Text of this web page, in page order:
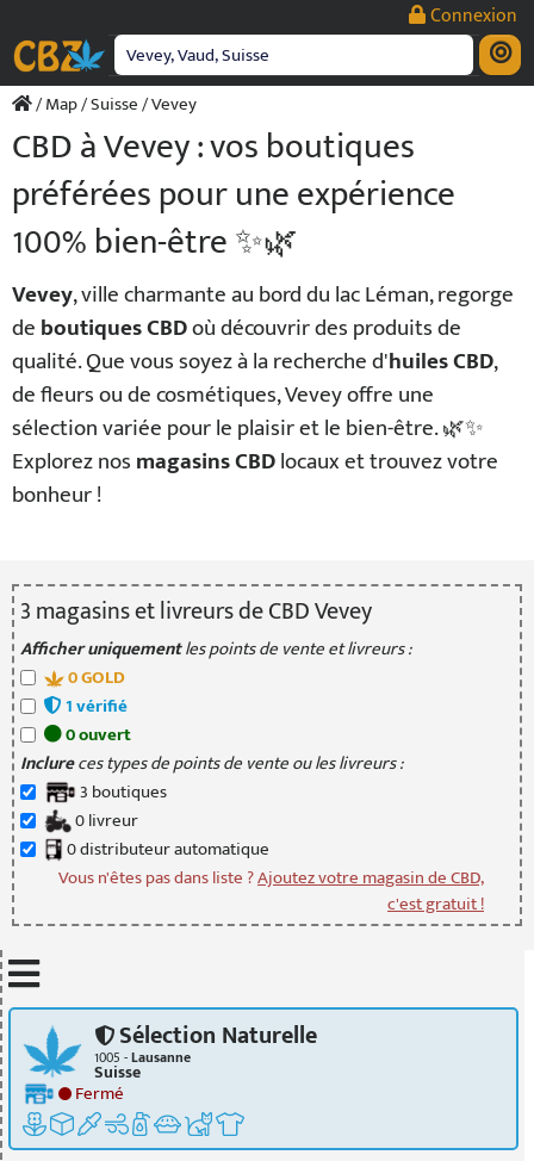
contenu
Connexion
/Map/Suisse/ Vevey
CBD à Vevey : vos boutiques
préférées pour une expérience
100% bien-être ✨🌿
Vevey, ville charmante au bord du lac Léman, regorge
deboutiques CBDoù découvrir des produits de
qualité. Que vous soyez à la recherche d'huiles CBD,
de fleurs ou de cosmétiques, Vevey offre une
sélection variée pour le plaisir et le bien-être. 🌿✨
Explorez nosmagasins CBDlocaux et trouvez votre
bonheur !
3magasinset livreursde CBD Vevey
Afficher uniquementles points de vente et livreurs :
0GOLD
1vérifié
0ouvert
Inclureces types de points de vente ou les livreurs :
3 boutiques
0livreur
0distributeurautomatique
Vous n'êtes pas dans liste ?Ajoutez votre magasin de CBD,
c'est gratuit !
Sélection Naturelle
1005 -Lausanne
Suisse
Fermé